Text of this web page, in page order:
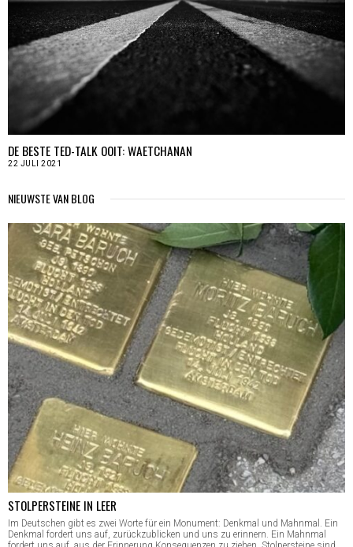
DE BESTE TED-TALK OOIT: WAETCHANAN
22 JULI 2021
NIEUWSTE VAN BLOG
STOLPERSTEINE IN LEER
Im Deutschen gibt es zwei Worte für ein Monument: Denkmal und Mahnmal. Ein
Denkmal fordert uns auf, zurückzublicken und uns zu erinnern. Ein Mahnmal